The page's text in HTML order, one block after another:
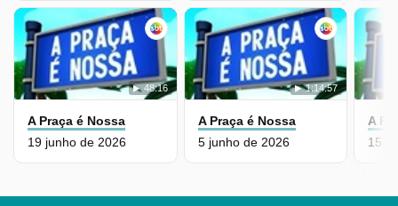
48:16
A Praça é Nossa
19 junho de 2026
1:14:57
A Praça é Nossa
5 junho de 2026
A
15